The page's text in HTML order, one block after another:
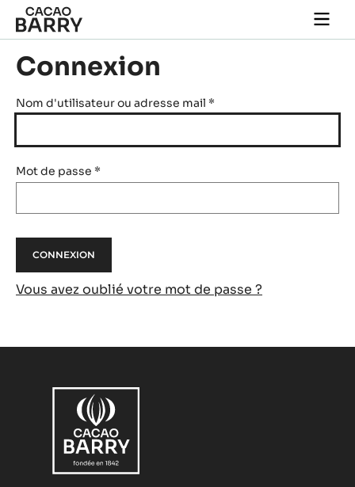
Skip to main content
main
Connexion
Nom d'utilisateur ou adresse mail *
Mot de passe *
Vous avez oublié votre mot de passe ?